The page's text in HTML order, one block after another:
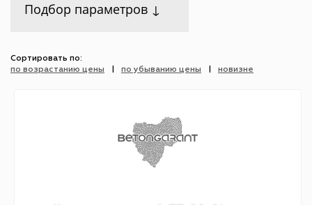
Подбор параметров
Сортировать по:
по возрастанию цены
по убыванию цены новизне